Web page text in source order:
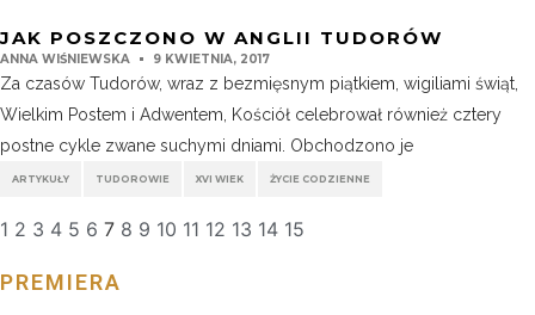
JAK POSZCZONO W ANGLII TUDORÓW
ANNA WIŚNIEWSKA 9 KWIETNIA, 2017
Za czasów Tudorów, wraz z bezmięsnym piątkiem, wigiliami świąt,
Wielkim Postem i Adwentem, Kościół celebrował również cztery
postne cykle zwane suchymi dniami. Obchodzono je
ARTYKUŁY TUDOROWIE XVI WIEK ŻYCIE CODZIENNE
1 2 3 4 5 6 7 8 9 10 11 12 13 14 15
PREMIERA